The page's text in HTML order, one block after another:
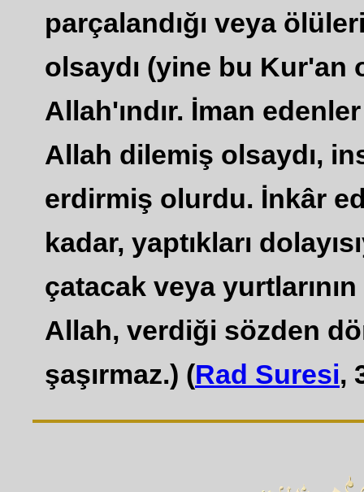
parçalandığı veya
olsaydı (yine bu Kur'an
Allah'ındır. İman
Allah dilemiş olsaydı,
erdirmiş olurdu. İnkâr
kadar, yaptıkları
çatacak veya
Allah, verdiği sözden
şaşırmaz.) (Rad Suresi,